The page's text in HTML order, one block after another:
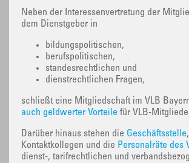
Neben der Interessenvertretung der
dem Dienstgeber in
bildungspolitischen,
berufspolitischen,
standesrechtlichen und
dienstrechtlichen Fragen,
schließt eine Mitgliedschaft im VLB
auch geldwerter Vorteile für VLB-
Darüber hinaus stehen die Geschäftsstelle
Kontaktkollegen und die Personalräte des
dienst-, tarifrechtlichen und